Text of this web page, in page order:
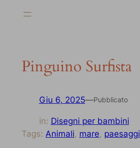
Pinguino Surfista
Giu 6, 2025—Pubblicato
in: Disegni per bambini
Tags: Animali, mare, paesaggi